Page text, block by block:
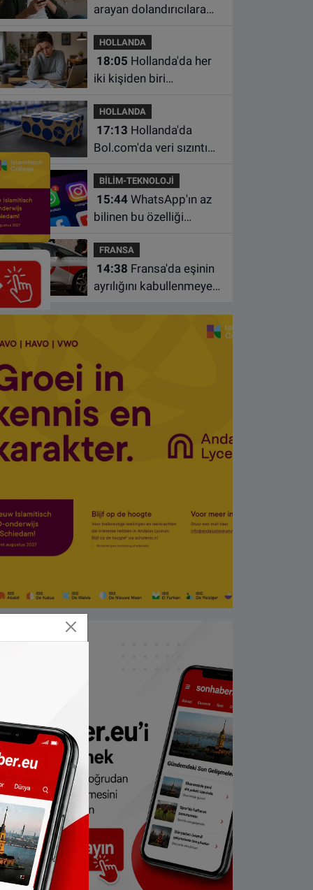
arayan dolandırıcılara
HOLLANDA
18:05
iki kişiden biri
HOLLANDA
17:13
Bol.com'da veri sızıntısı:
geçirilmiş olabilir
BİLİM-TEKNOLOJİ
15:44WhatsApp'ın az
bilinen bu özelliği
hale getiriyor
FRANSA
14:38
ayrılığını kabullenmeyen